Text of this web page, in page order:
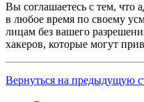
Вы соглашаетесь с тем, что
в любое время по своему
лицам без вашего
хакеров, которые могут
Вернуться на предыдущую